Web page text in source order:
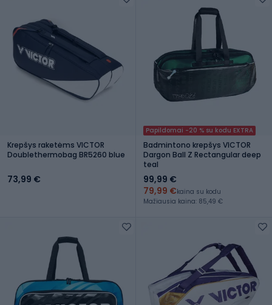
Krepšys raketėms VICTOR
Doublethermobag BR5260 blue
73,99 €
Papildomai -20 % su kodu EXTRA
Badmintono krepšys VICTOR
Dargon Ball Z Rectangular deep
teal
99,99 €
79,99 €kaina su kodu
Mažiausia kaina: 85,49 €